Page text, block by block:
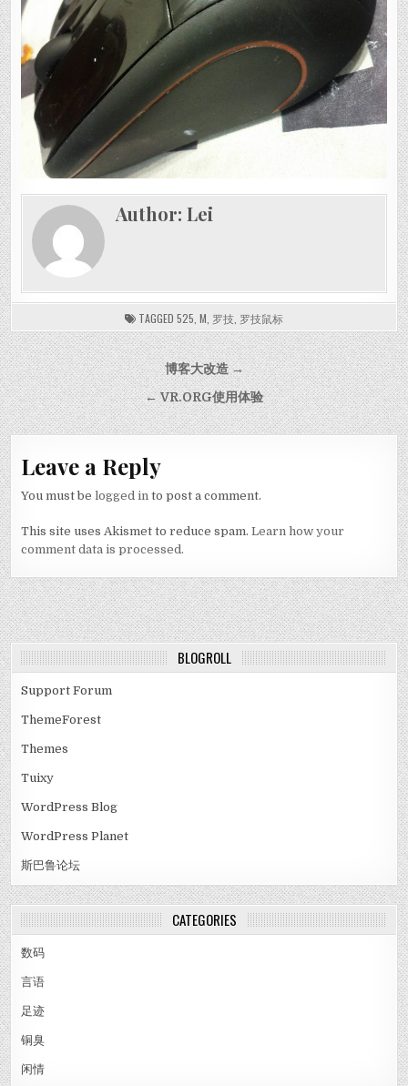
Author:Lei
TAGGED 525 M 罗技 罗技鼠标
Post navigation博客大改造 →
← VR.ORG使用体验
Leave a Reply
You must belogged in to post a comment.
This site uses Akismet to reduce spam.Learn how your
comment data is processed.
BLOGROLL
Support Forum
ThemeForest
Themes
Tuixy
WordPress Blog
WordPress Planet
斯巴鲁论坛
CATEGORIES
数码
言语
足迹
铜臭
闲情